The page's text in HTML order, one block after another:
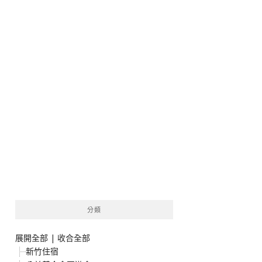
分類
展開全部 | 收合全部
新竹住宿